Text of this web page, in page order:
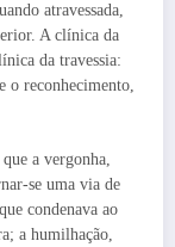
atravessada,
A clínica da
da travessia:
o reconhecimento,
a vergonha,
se uma via de
condenava ao
a humilhação,